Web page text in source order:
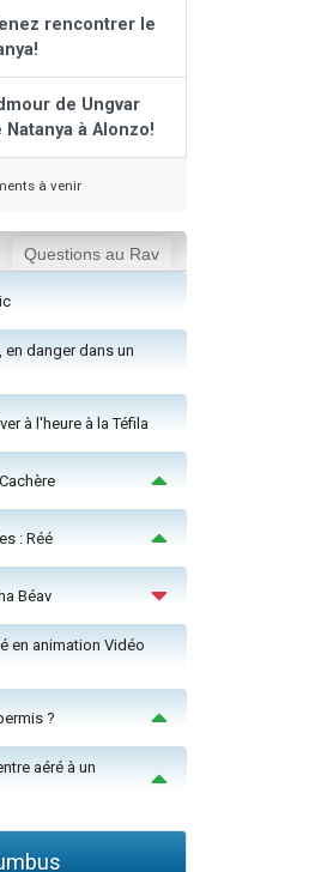
rencontrer le
de Ungvar
à Alonzo!
à venir
Questions au Rav
en danger dans un
à l'heure à la Téfila
: Réé
Béav
en animation Vidéo
?
aéré à un